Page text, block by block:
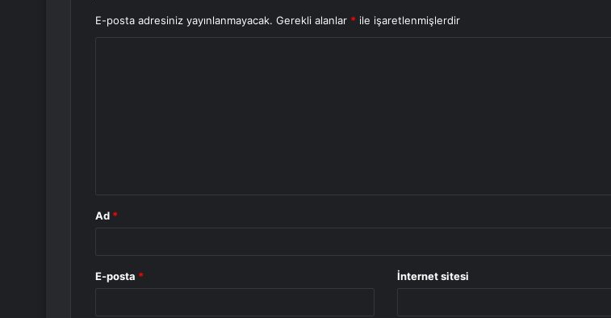
E-posta adresiniz yayınlanmayacak. Gerekli alanlar * ile işaretlenmişlerdir
Ad *
E-posta * İnternet sitesi